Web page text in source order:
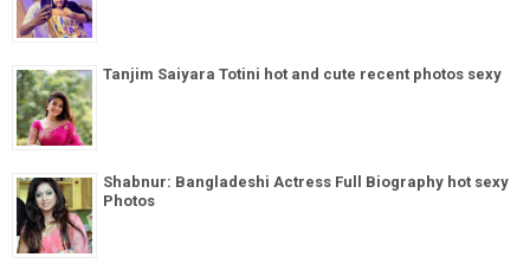
Tanjim Saiyara Totini hot and cute recent photos sexy
Shabnur: Bangladeshi Actress Full Biography hot sexy
Photos